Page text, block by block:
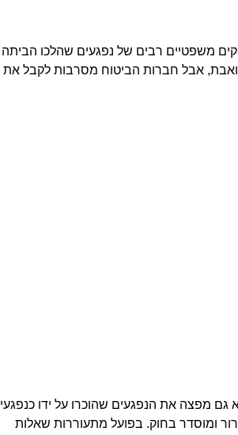
משפטיים רבים של נפגעים שהלכו הביתה
אבל חברות הביטוח מסרבות לקבל את
מפצה את הנפגעים שהוכרו על ידו כנפגעי
ומוסדר בחוק. בפועל מתעוררות שאלות